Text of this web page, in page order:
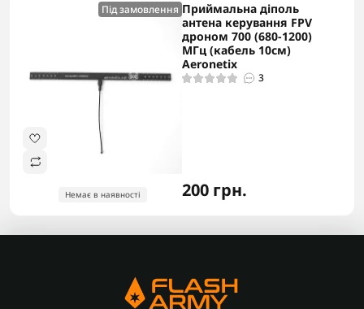
Під замовлення
Немає в наявності
Приймальна діполь
антена керування FPV
дроном 700 (680-1200)
МГц (кабель 10см)
Aeronetix
3
200 грн.